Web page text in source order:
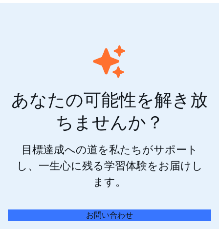
あなたの可能性を解き放
ちませんか？
目標達成への道を私たちがサポート
し、一生心に残る学習体験をお届けし
ます。
お問い合わせ